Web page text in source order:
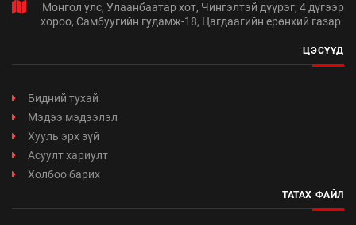
Монгол улс, Улаанбаатар хот, Чингэлтэй дүүрэг, 4 дүгээр
хороо, Самбуугийн гудамж-18, Цагдаагийн ерөнхий газар
ЦЭСҮҮД
Бидний тухай
Мэдээ мэдээлэл
Хууль эрх зүй
Асуулт хариулт
Холбоо барих
ТАТАХ ФАЙЛ